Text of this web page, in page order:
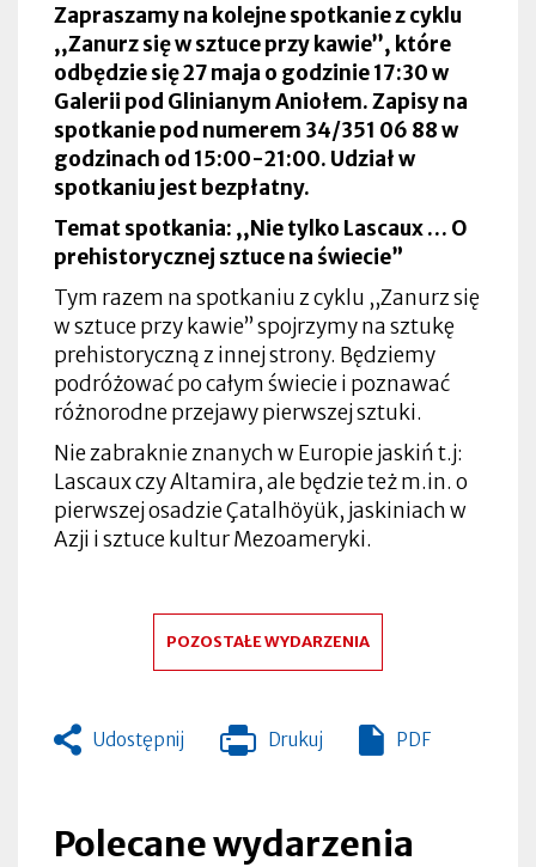
Zapraszamy na kolejne spotkanie z cyklu
,,Zanurz się w sztuce przy kawie’’, które
odbędzie się 27 maja o godzinie 17:30 w
Galerii pod Glinianym Aniołem. Zapisy na
spotkanie pod numerem 34/351 06 88 w
godzinach od 15:00-21:00. Udział w
spotkaniu jest bezpłatny.
Temat spotkania: ,,Nie tylko Lascaux … O
prehistorycznej sztuce na świecie”
Tym razem na spotkaniu z cyklu ,,Zanurz się
w sztuce przy kawie’’ spojrzymy na sztukę
prehistoryczną z innej strony. Będziemy
podróżować po całym świecie i poznawać
różnorodne przejawy pierwszej sztuki.
Nie zabraknie znanych w Europie jaskiń t.j:
Lascaux czy Altamira, ale będzie też m.in. o
pierwszej osadzie Çatalhöyük, jaskiniach w
Azji i sztuce kultur Mezoameryki.
POZOSTAŁE WYDARZENIA
Udostępnij Drukuj
Otworzy
zakładce
PDF
Polecane wydarzenia